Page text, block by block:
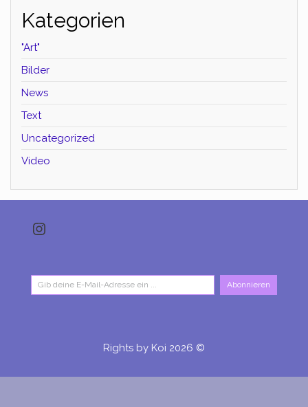
Kategorien
"Art"
Bilder
News
Text
Uncategorized
Video
Instagram
Gib deine E-Mail-Adresse ein ...
Abonnieren
Rights by Koi 2026 ©